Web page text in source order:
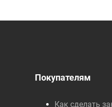
Покупателям
Как сделать